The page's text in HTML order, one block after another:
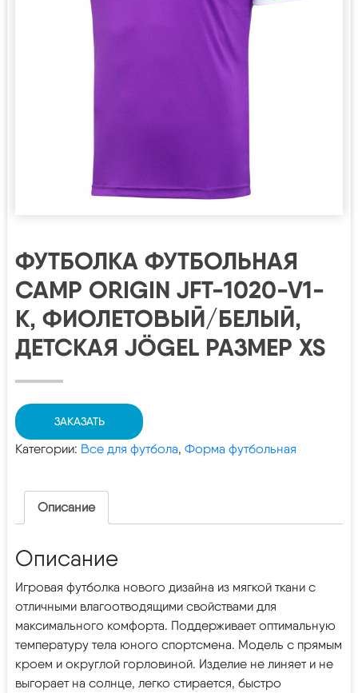
ФУТБОЛКА ФУТБОЛЬНАЯ
CAMP ORIGIN JFT-1020-V1-
K, ФИОЛЕТОВЫЙ/БЕЛЫЙ,
ДЕТСКАЯ JÖGEL РАЗМЕР XS
ЗАКАЗАТЬ
Категории: Все для футбола, Форма футбольная
Описание
Описание
Игровая футболка нового дизайна из мягкой ткани с
отличными влагоотводящими свойствами для
максимального комфорта. Поддерживает оптимальную
температуру тела юного спортсмена. Модель с прямым
кроем и округлой горловиной. Изделие не линяет и не
выгорает на солнце, легко стирается, быстро